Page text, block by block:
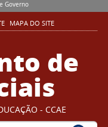
Governo
MAPA DO SITE
de
- CCAE